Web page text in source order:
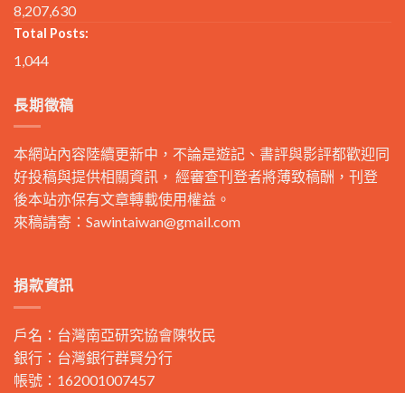
8,207,630
Total Posts:
1,044
長期徵稿
本網站內容陸續更新中，不論是遊記、書評與影評都歡迎同
好投稿與提供相關資訊， 經審查刊登者將薄致稿酬，刊登
後本站亦保有文章轉載使用權益。
來稿請寄： Sawintaiwan@gmail.com
捐款資訊
戶名：台灣南亞研究協會陳牧民
銀行：台灣銀行群賢分行
帳號：162001007457